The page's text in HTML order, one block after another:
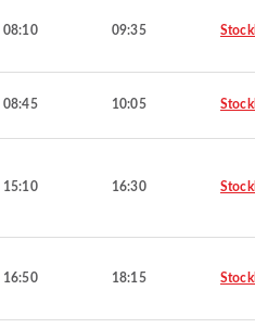
08:10 09:35
08:45 10:05
15:10 16:30
16:50 18:15